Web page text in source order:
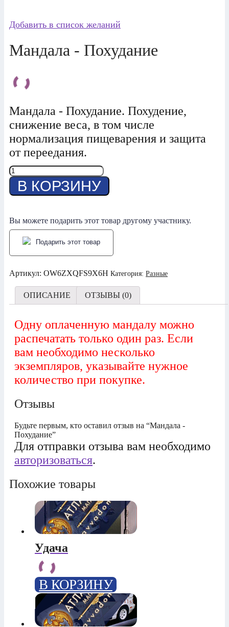
Добавить в список желаний
Мандала - Похудание
Мандала - Похудание. Похудение,
снижение веса, в том числе
нормализация пищеварения и защита
от переедания.
Количество
товара
Мандала
-
В КОРЗИНУ
Вы можете подарить этот товар другому участнику.
Подарить этот товар
Артикул: OW6ZXQFS9X6H Категория: Разные
ОПИСАНИЕ ОТЗЫВЫ (0)
Одну оплаченную мандалу можно
распечатать только один раз. Если
вам необходимо несколько
экземпляров, указывайте нужное
количество при покупке.
Отзывы
Будьте первым, кто оставил отзыв на “Мандала -
Похудание”
Для отправки отзыва вам необходимо
авторизоваться.
Похожие товары
Удача
В КОРЗИНУ